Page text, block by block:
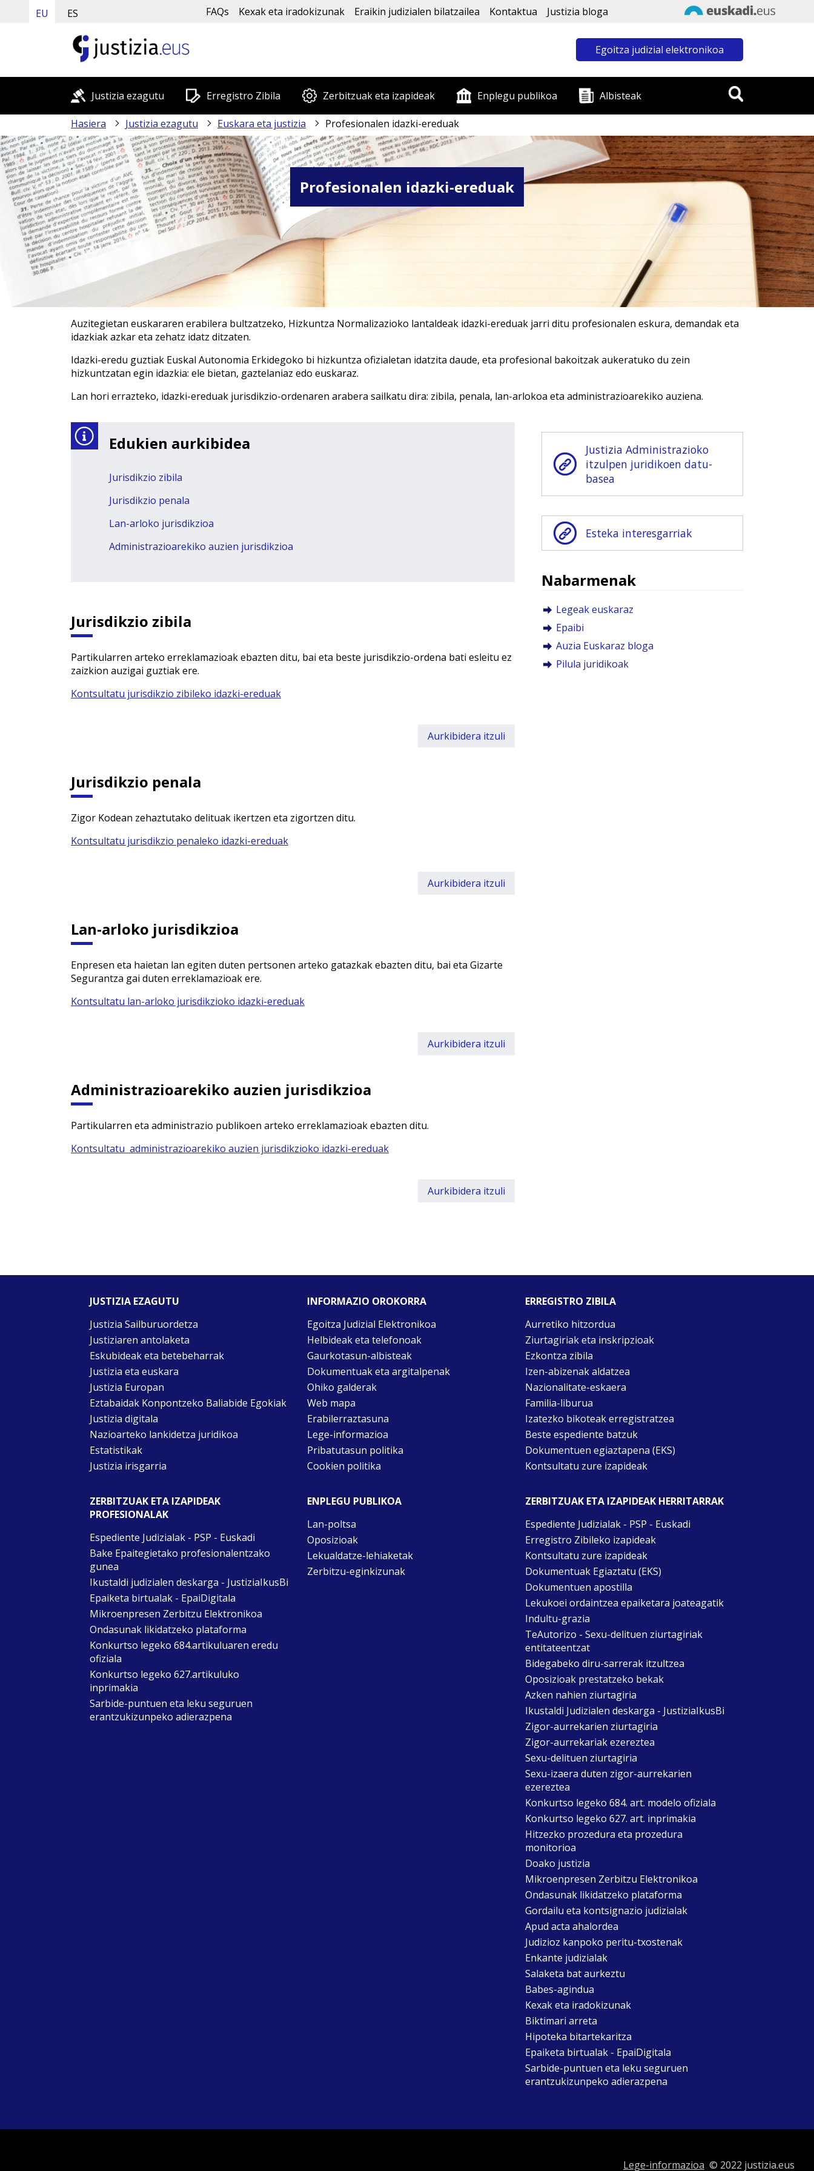
EU ES FAQs Kexak eta iradokizunak Eraikin judizialen bilatzailea Kontaktua Justizia bloga
Egoitza judizial elektronikoa
Justizia ezagutu Erregistro Zibila Zerbitzuak eta izapideak Enplegu publikoa Albisteak
Hasiera Justizia ezagutu Euskara eta justizia Profesionalen idazki-ereduak
Profesionalen idazki-ereduak
Auzitegietan euskararen erabilera bultzatzeko, Hizkuntza Normalizazioko lantaldeak idazki-ereduak jarri ditu profesionalen eskura, demandak eta
idazkiak azkar eta zehatz idatz ditzaten.
Idazki-eredu guztiak Euskal Autonomia Erkidegoko bi hizkuntza ofizialetan idatzita daude, eta profesional bakoitzak aukeratuko du zein
hizkuntzatan egin idazkia: ele bietan, gaztelaniaz edo euskaraz.
Lan hori errazteko, idazki-ereduak jurisdikzio-ordenaren arabera sailkatu dira: zibila, penala, lan-arlokoa eta administrazioarekiko auziena.
Edukien aurkibidea
Jurisdikzio zibila
Jurisdikzio penala
Lan-arloko jurisdikzioa
Administrazioarekiko auzien jurisdikzioa
Jurisdikzio zibila
Partikularren arteko erreklamazioak ebazten ditu, bai eta beste jurisdikzio-ordena bati esleitu ez
zaizkion auzigai guztiak ere.
Kontsultatu jurisdikzio zibileko idazki-ereduak
Aurkibidera itzuli
Jurisdikzio penala
Zigor Kodean zehaztutako delituak ikertzen eta zigortzen ditu.
Kontsultatu jurisdikzio penaleko idazki-ereduak
Aurkibidera itzuli
Lan-arloko jurisdikzioa
Enpresen eta haietan lan egiten duten pertsonen arteko gatazkak ebazten ditu, bai eta Gizarte
Segurantza gai duten erreklamazioak ere.
Kontsultatu lan-arloko jurisdikzioko idazki-ereduak
Aurkibidera itzuli
Administrazioarekiko auzien jurisdikzioa
Partikularren eta administrazio publikoen arteko erreklamazioak ebazten ditu.
Kontsultatu administrazioarekiko auzien jurisdikzioko idazki-ereduak
Aurkibidera itzuli
Justizia Administrazioko
itzulpen juridikoen datu-
basea
Esteka interesgarriak
Nabarmenak
Legeak euskaraz
Epaibi
Auzia Euskaraz bloga
Pilula juridikoak
JUSTIZIA EZAGUTU
Justizia Sailburuordetza
Justiziaren antolaketa
Eskubideak eta betebeharrak
Justizia eta euskara
Justizia Europan
Eztabaidak Konpontzeko Baliabide Egokiak
Justizia digitala
Nazioarteko lankidetza juridikoa
Estatistikak
Justizia irisgarria
INFORMAZIO OROKORRA
Egoitza Judizial Elektronikoa
Helbideak eta telefonoak
Gaurkotasun-albisteak
Dokumentuak eta argitalpenak
Ohiko galderak
Web mapa
Erabilerraztasuna
Lege-informazioa
Pribatutasun politika
Cookien politika
ERREGISTRO ZIBILA
Aurretiko hitzordua
Ziurtagiriak eta inskripzioak
Ezkontza zibila
Izen-abizenak aldatzea
Nazionalitate-eskaera
Familia-liburua
Izatezko bikoteak erregistratzea
Beste espediente batzuk
Dokumentuen egiaztapena (EKS)
Kontsultatu zure izapideak
ZERBITZUAK ETA IZAPIDEAK
PROFESIONALAK
Espediente Judizialak - PSP - Euskadi
Bake Epaitegietako profesionalentzako
gunea
Ikustaldi judizialen deskarga - JustiziaIkusBi
Epaiketa birtualak - EpaiDigitala
Mikroenpresen Zerbitzu Elektronikoa
Ondasunak likidatzeko plataforma
Konkurtso legeko 684.artikuluaren eredu
ofiziala
Konkurtso legeko 627.artikuluko
inprimakia
Sarbide-puntuen eta leku seguruen
erantzukizunpeko adierazpena
ENPLEGU PUBLIKOA
Lan-poltsa
Oposizioak
Lekualdatze-lehiaketak
Zerbitzu-eginkizunak
ZERBITZUAK ETA IZAPIDEAK HERRITARRAK
Espediente Judizialak - PSP - Euskadi
Erregistro Zibileko izapideak
Kontsultatu zure izapideak
Dokumentuak Egiaztatu (EKS)
Dokumentuen apostilla
Lekukoei ordaintzea epaiketara joateagatik
Indultu-grazia
TeAutorizo - Sexu-delituen ziurtagiriak
entitateentzat
Bidegabeko diru-sarrerak itzultzea
Oposizioak prestatzeko bekak
Azken nahien ziurtagiria
Ikustaldi Judizialen deskarga - JustiziaIkusBi
Zigor-aurrekarien ziurtagiria
Zigor-aurrekariak ezereztea
Sexu-delituen ziurtagiria
Sexu-izaera duten zigor-aurrekarien
ezereztea
Konkurtso legeko 684. art. modelo ofiziala
Konkurtso legeko 627. art. inprimakia
Hitzezko prozedura eta prozedura
monitorioa
Doako justizia
Mikroenpresen Zerbitzu Elektronikoa
Ondasunak likidatzeko plataforma
Gordailu eta kontsignazio judizialak
Apud acta ahalordea
Judizioz kanpoko peritu-txostenak
Enkante judizialak
Salaketa bat aurkeztu
Babes-agindua
Kexak eta iradokizunak
Biktimari arreta
Hipoteka bitartekaritza
Epaiketa birtualak - EpaiDigitala
Sarbide-puntuen eta leku seguruen
erantzukizunpeko adierazpena
Lege-informazioa © 2022 justizia.eus